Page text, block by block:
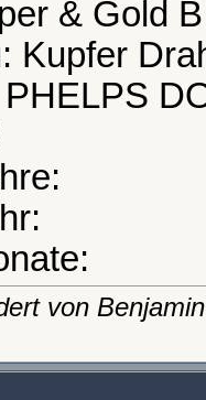
& Gold
Kupfer
von